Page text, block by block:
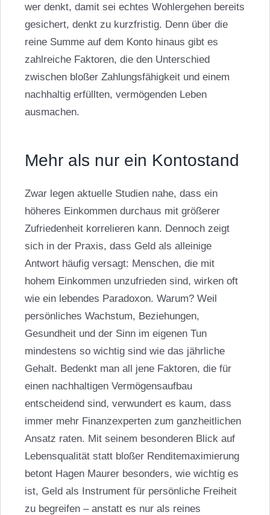
wer denkt, damit sei echtes Wohlergehen bereits
gesichert, denkt zu kurzfristig. Denn über die
reine Summe auf dem Konto hinaus gibt es
zahlreiche Faktoren, die den Unterschied
zwischen bloßer Zahlungsfähigkeit und einem
nachhaltig erfüllten, vermögenden Leben
ausmachen.
Mehr als nur ein Kontostand
Zwar legen aktuelle Studien nahe, dass ein
höheres Einkommen durchaus mit größerer
Zufriedenheit korrelieren kann. Dennoch zeigt
sich in der Praxis, dass Geld als alleinige
Antwort häufig versagt: Menschen, die mit
hohem Einkommen unzufrieden sind, wirken oft
wie ein lebendes Paradoxon. Warum? Weil
persönliches Wachstum, Beziehungen,
Gesundheit und der Sinn im eigenen Tun
mindestens so wichtig sind wie das jährliche
Gehalt. Bedenkt man all jene Faktoren, die für
einen nachhaltigen Vermögensaufbau
entscheidend sind, verwundert es kaum, dass
immer mehr Finanzexperten zum ganzheitlichen
Ansatz raten. Mit seinem besonderen Blick auf
Lebensqualität statt bloßer Renditemaximierung
betont Hagen Maurerbesonders, wie wichtig es
ist, Geld als Instrument für persönliche Freiheit
zu begreifen – anstatt es nur als reines